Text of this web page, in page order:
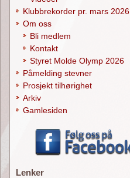
Klubbrekorder pr. mars 2026
Om oss
Bli medlem
Kontakt
Styret Molde Olymp 2026
Påmelding stevner
Prosjekt tilhørighet
Arkiv
Gamlesiden
Lenker